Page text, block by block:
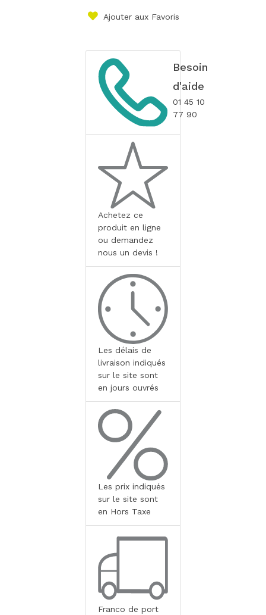
Ajouter aux Favoris
Besoin
d'aide
01 45 10
77 90
Achetez ce
produit en ligne
ou demandez
nous un devis !
Les délais de
livraison indiqués
sur le site sont
en jours ouvrés
Les prix indiqués
sur le site sont
en Hors Taxe
Franco de port